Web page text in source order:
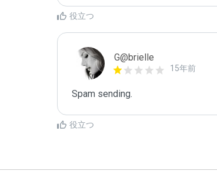
役立つ
G@brielle
15年前
Spam sending.
役立つ